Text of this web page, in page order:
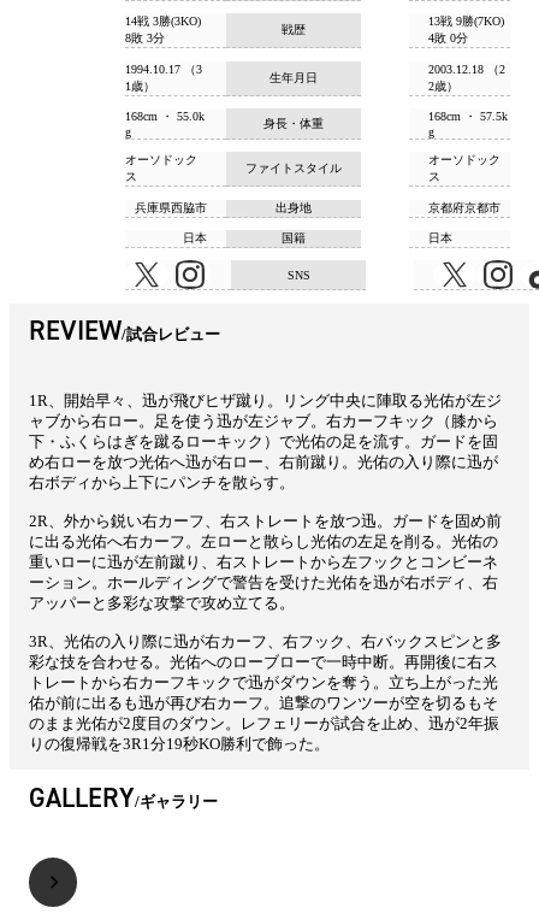
戦歴
14戦 3勝(3KO)
8敗 3分
13戦 9勝(7KO)
4敗 0分
生年月日
1994.10.17 （3
1歳）
2003.12.18 （2
2歳）
身長・体重
168cm ・ 55.0k
g
168cm ・ 57.5k
g
ファイトスタイル
オーソドック
ス
オーソドック
ス
出身地
兵庫県西脇市 京都府京都市
国籍
日本 日本
SNS
REVIEW 試合レビュー
1R、開始早々、迅が飛びヒザ蹴り。リング中央に陣取る光佑が左ジ
ャブから右ロー。足を使う迅が左ジャブ。右カーフキック（膝から
下・ふくらはぎを蹴るローキック）で光佑の足を流す。ガードを固
め右ローを放つ光佑へ迅が右ロー、右前蹴り。光佑の入り際に迅が
右ボディから上下にパンチを散らす。
2R、外から鋭い右カーフ、右ストレートを放つ迅。ガードを固め前
に出る光佑へ右カーフ。左ローと散らし光佑の左足を削る。光佑の
重いローに迅が左前蹴り、右ストレートから左フックとコンビーネ
ーション。ホールディングで警告を受けた光佑を迅が右ボディ、右
アッパーと多彩な攻撃で攻め立てる。
3R、光佑の入り際に迅が右カーフ、右フック、右バックスピンと多
彩な技を合わせる。光佑へのローブローで一時中断。再開後に右ス
トレートから右カーフキックで迅がダウンを奪う。立ち上がった光
佑が前に出るも迅が再び右カーフ。追撃のワンツーが空を切るもそ
のまま光佑が2度目のダウン。レフェリーが試合を止め、迅が2年振
りの復帰戦を3R1分19秒KO勝利で飾った。
GALLERY ギャラリー